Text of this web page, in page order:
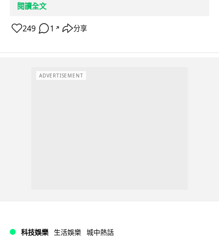
閱讀全文
249 1 ↗ 分享
ADVERTISEMENT
科技娛樂 生活娛樂 城中熱話